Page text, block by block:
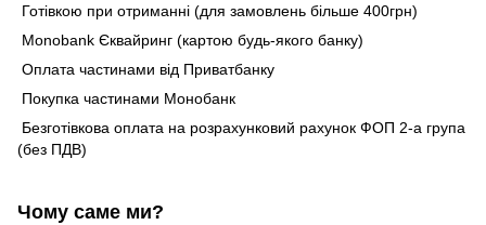
Готівкою при отриманні (для замовлень більше 400грн)
Monobank Єквайринг (картою будь-якого банку)
Оплата частинами від Приватбанку
Покупка частинами Монобанк
Безготівкова оплата на розрахунковий рахунок ФОП 2-а група
(без ПДВ)
Чому саме ми?